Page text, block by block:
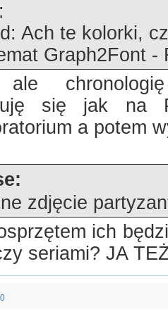
Ach te kolorki,
Graph2Font -
ale
się jak na
a potem
zdjęcie
ich
seriami? JA